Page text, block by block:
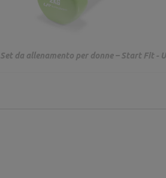
Set da allenamento per donne – Start Fit -